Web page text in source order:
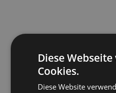
Diese
Cookies.
Diese Website